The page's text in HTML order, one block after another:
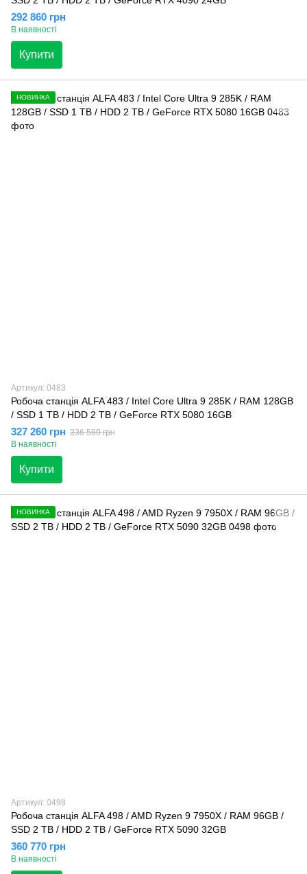
292 860 грн
В наявності
Купити
НОВИНКА
Артикул: 0483
Робоча станція ALFA 483 / Intel Core Ultra 9 285K / RAM 128GB
/ SSD 1 TB / HDD 2 TB / GeForce RTX 5080 16GB
327 260 грн 336 580 грн
В наявності
Купити
НОВИНКА
Артикул: 0498
Робоча станція ALFA 498 / AMD Ryzen 9 7950X / RAM 96GB /
SSD 2 TB / HDD 2 TB / GeForce RTX 5090 32GB
360 770 грн
В наявності